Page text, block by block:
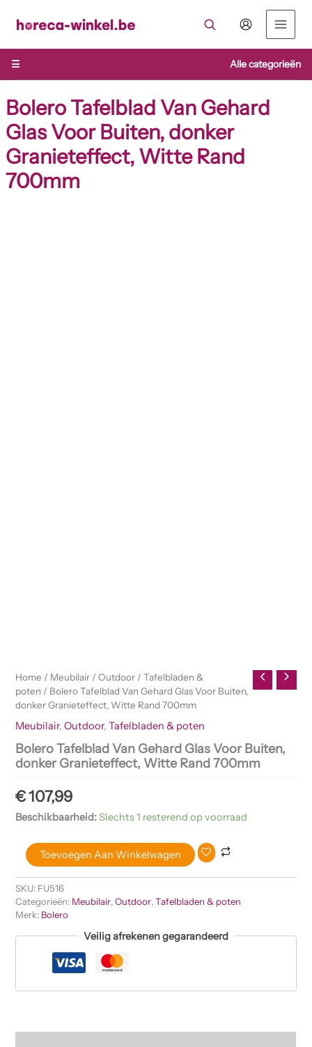
naar
inhoud
☰
Alle categorieën
Bolero Tafelblad Van Gehard
Glas Voor Buiten, donker
Granieteffect, Witte Rand
700mm
Home / Meubilair /Outdoor /Tafelbladen &
poten / Bolero Tafelblad Van Gehard Glas Voor Buiten,
donker Granieteffect, Witte Rand 700mm
Meubilair,Outdoor,Tafelbladen & poten
Bolero Tafelblad Van Gehard Glas Voor Buiten,
donker Granieteffect, Witte Rand 700mm
€107,99
Beschikbaarheid:Slechts 1 resterend op voorraad
Toevoegen Aan Winkelwagen
SKU: FU516
Categorieën: Meubilair,Outdoor,Tafelbladen & poten
Merk: Bolero
Veilig afrekenen gegarandeerd